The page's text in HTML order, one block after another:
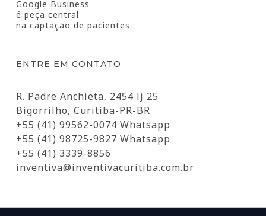
Google Business
é peça central
na captação de pacientes
ENTRE EM CONTATO
R. Padre Anchieta, 2454 lj 25
Bigorrilho, Curitiba-PR-BR
+55 (41) 99562-0074 Whatsapp
+55 (41) 98725-9827 Whatsapp
+55 (41) 3339-8856
inventiva@inventivacuritiba.com.br